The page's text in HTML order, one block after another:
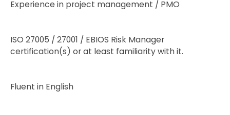
Experience in project management / PMO
ISO 27005 / 27001 / EBIOS Risk Manager
certification(s) or at least familiarity with it.
Fluent in English